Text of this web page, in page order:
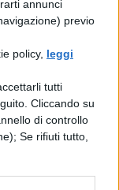
annunci
previo
policy, leggi
tutti
Cliccando su
di controllo
Se rifiuti tutto,
festa e
di ragazzi
per
il 21 Aprile
le